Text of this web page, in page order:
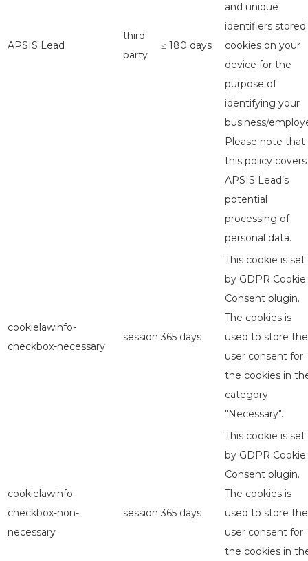
APSIS Lead
third
party
≤ 180 days
and unique
identifiers stored
cookies on your
device for the
purpose of
identifying your
business/
Please note that
this policy covers
APSIS Lead’s
potential
processing of
personal data.
cookielawinfo-
checkbox-necessary
session 365 days
This cookie is set
by GDPR Cookie
Consent plugin.
The cookies is
used to store the
user consent for
the cookies in
category
"Necessary".
cookielawinfo-
checkbox-non-
necessary
session 365 days
This cookie is set
by GDPR Cookie
Consent plugin.
The cookies is
used to store the
user consent for
the cookies in